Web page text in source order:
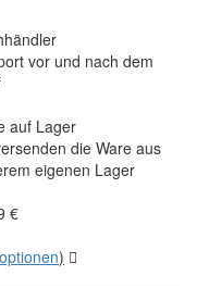
vor und nach dem
auf Lager
die Ware aus
eigenen Lager
€
)